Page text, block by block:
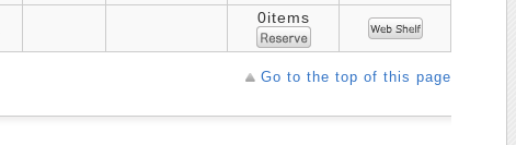
0items
Go to the top of this page